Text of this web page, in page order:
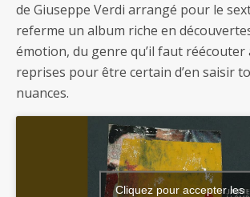
de Giuseppe Verdi arrangé pour le
referme un album riche en
émotion, du genre qu’il faut réécouter
reprises pour être certain d’en saisir
nuances.
Cliquez pour accepter les